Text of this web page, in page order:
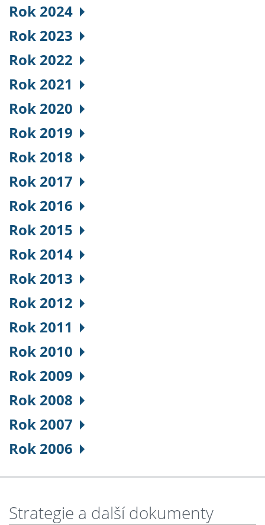
Rok 2024
Rok 2023
Rok 2022
Rok 2021
Rok 2020
Rok 2019
Rok 2018
Rok 2017
Rok 2016
Rok 2015
Rok 2014
Rok 2013
Rok 2012
Rok 2011
Rok 2010
Rok 2009
Rok 2008
Rok 2007
Rok 2006
Strategie a další dokumenty